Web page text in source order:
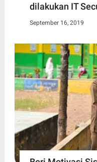
dilakukan IT
September 16, 2019